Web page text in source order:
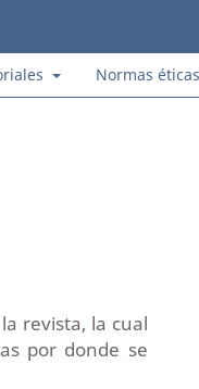
Normas éticas
revista, la cual
por donde se